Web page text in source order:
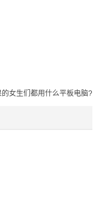
的女生们都用什么平板电脑?